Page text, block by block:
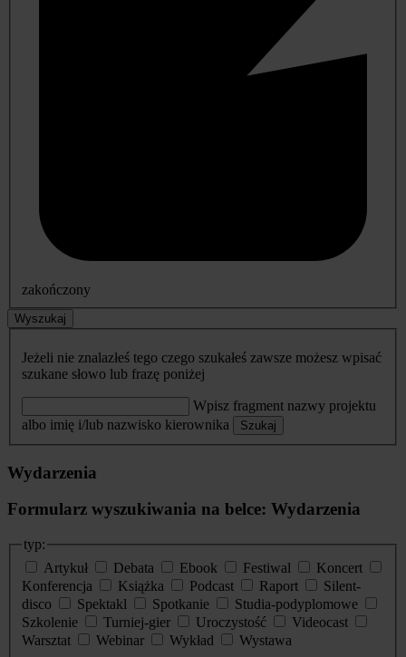
zakończony
Wyszukaj
Jeżeli nie znalazłeś tego czego szukałeś zawsze możesz wpisać
szukane słowo lub frazę poniżej
Wpisz fragment nazwy projektu
albo imię i/lub nazwisko kierownika
Szukaj
Wydarzenia
Formularz wyszukiwania na belce: Wydarzenia
typ:
Artykuł
Debata Ebook Festiwal
Koncert
Konferencja
Książka Podcast Raport
Silent-
disco
Spektakl Spotkanie
Studia-podyplomowe
Szkolenie
Turniej-gier Uroczystość
Videocast
Warsztat
Webinar Wykład
Wystawa